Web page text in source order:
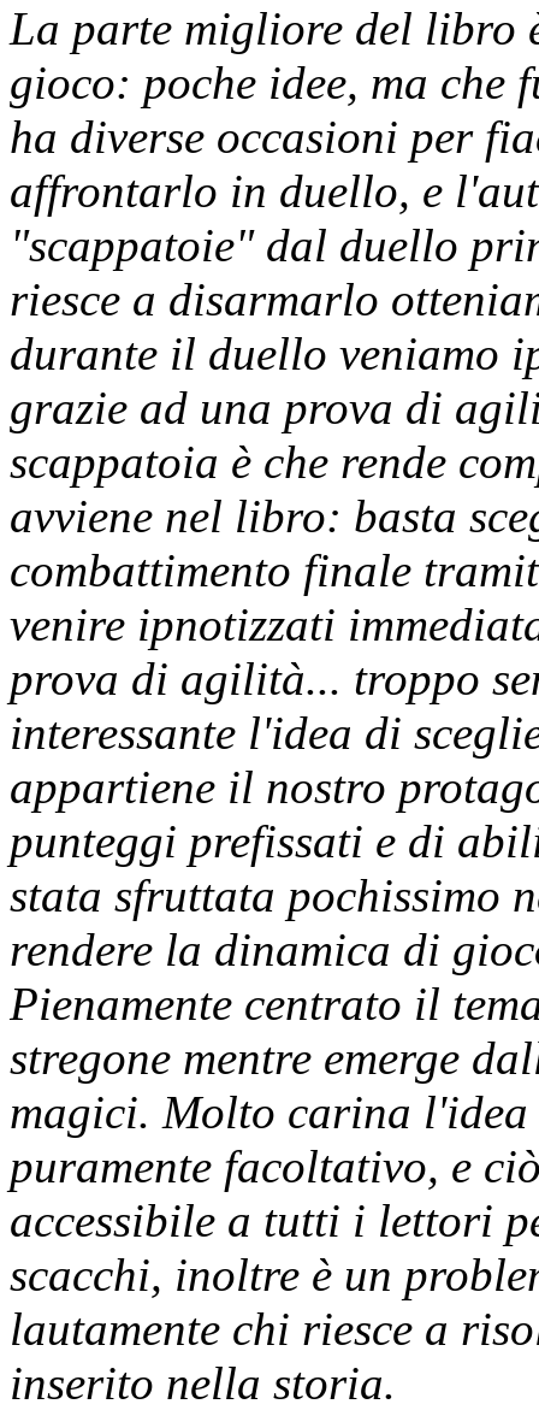
La parte migliore del libro
gioco: poche idee, ma che
ha diverse occasioni per
affrontarlo in duello, e
"scappatoie" dal duello
riesce a disarmarlo
durante il duello veniamo
grazie ad una prova di
scappatoia è che rende
avviene nel libro: basta
combattimento finale
venire ipnotizzati
prova di agilità... troppo
interessante l'idea di
appartiene il nostro
punteggi prefissati e di
stata sfruttata pochissimo
rendere la dinamica di
Pienamente centrato il
stregone mentre emerge
magici. Molto carina l'idea
puramente facoltativo, e
accessibile a tutti i lettori
scacchi, inoltre è un
lautamente chi riesce a
inserito nella storia.